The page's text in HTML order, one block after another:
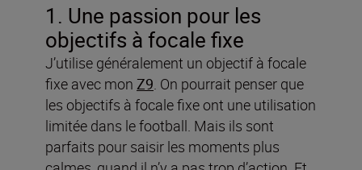
1. Une passion pour les
objectifs à focale fixe
J’utilise généralement un objectif à focale
fixe avec mon Z9 . On pourrait penser que
les objectifs à focale fixe ont une utilisation
limitée dans le football. Mais ils sont
parfaits pour saisir les moments plus